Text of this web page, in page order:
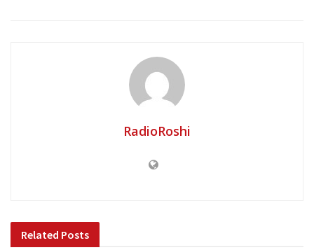
RadioRoshi
Related Posts